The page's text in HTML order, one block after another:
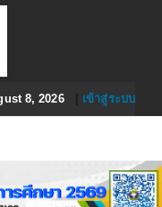
8, 2026| เข้าสู่ระบบ